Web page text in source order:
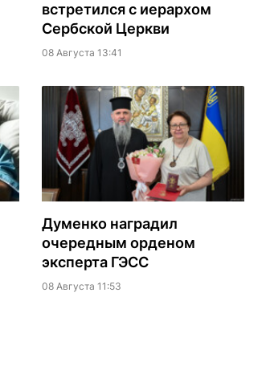
встретился с иерархом
Сербской Церкви
08 Августа 13:41
Думенко наградил
очередным орденом
эксперта ГЭСС
08 Августа 11:53